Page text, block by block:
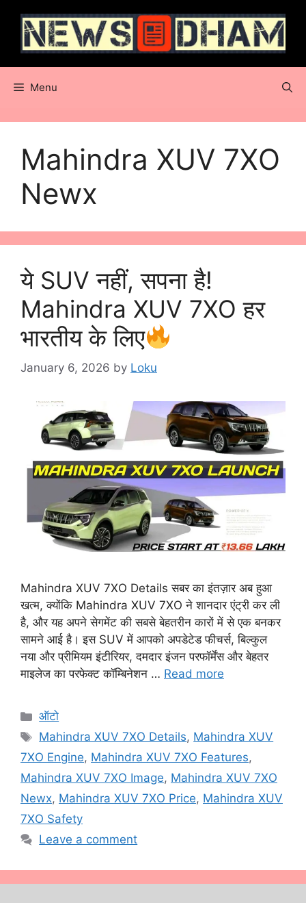
content
Menu
Mahindra XUV 7XO
Newx
ये SUV नहीं, सपना है!
Mahindra XUV 7XO हर
भारतीय के लिए
January 6, 2026 by Loku
Mahindra XUV 7XO Details सबर का इंतज़ार अब हुआ
खत्म, क्योंकि Mahindra XUV 7XO ने शानदार एंट्री कर ली
है, और यह अपने सेगमेंट की सबसे बेहतरीन कारों में से एक बनकर
सामने आई है। इस SUV में आपको अपडेटेड फीचर्स, बिल्कुल
नया और प्रीमियम इंटीरियर, दमदार इंजन परफॉर्मेंस और बेहतर
माइलेज का परफेक्ट कॉम्बिनेशन … Read more
Categories
ऑटो
Tags
Mahindra XUV 7XO Details, Mahindra XUV
7XO Engine, Mahindra XUV 7XO Features,
Mahindra XUV 7XO Image, Mahindra XUV 7XO
Newx, Mahindra XUV 7XO Price, Mahindra XUV
7XO Safety
Leave a comment